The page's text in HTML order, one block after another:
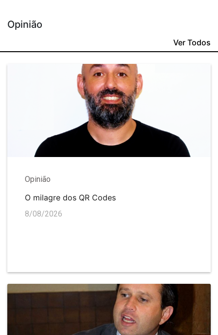
Opinião
Ver Todos
Opinião
O milagre dos QR Codes
8/08/2026